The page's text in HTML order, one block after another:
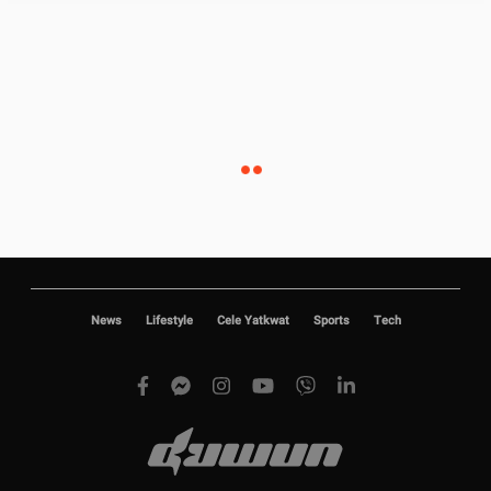
News Lifestyle Cele Yatkwat Sports Tech